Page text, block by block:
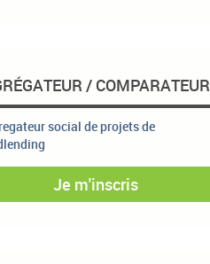
/ COMPARATEUR
Je m'inscris